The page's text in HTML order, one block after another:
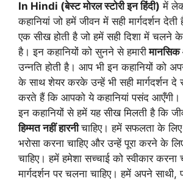
In Hindi (बेस्ट मोरल स्टोरी इन हिंदी) में
कहानियां जो हमें जीवन में सही मार्गदर्शन
एक सीख होती है जो हमें सही दिशा में चलने के
है। इन कहानियों को सुनने से हमारीमानसिक
उन्नति होती है। आप भी इन कहानियों को
के साथ शेयर करके उन्हें भी सही मार्गदर्शन
करते हैं कि आपको ये कहानियां पसंद आएँगी।
इन कहानियों से हमें यह सीख मिलती है कि
हिम्मत नहीं हारनीचाहिए। हमें सफलता के
भरोसा करना चाहिए और उन्हें पूरा करने के
चाहिए। हमें हमेशा सच्चाई को स्वीकार करना
मार्गदर्शन पर चलना चाहिए। हमें अपने साथी,